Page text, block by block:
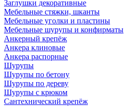
Заглушки декоративные
Мебельные стяжки, шканты
Мебельные уголки и пластины
Мебельные шурупы и конфирматы
Анкерный крепёж
Анкера клиновые
Анкера распорные
Шурупы
Шурупы по бетону
Шурупы по дереву
Шурупы с крюком
Сантехнический крепёж